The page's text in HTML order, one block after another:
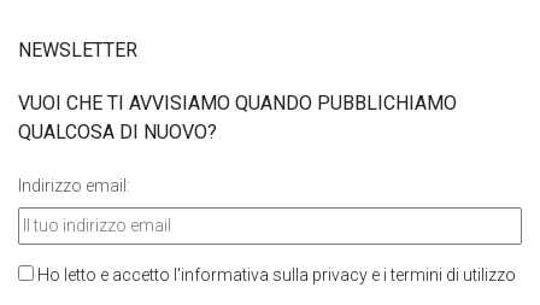
NEWSLETTER
VUOI CHE TI AVVISIAMO QUANDO PUBBLICHIAMO
QUALCOSA DI NUOVO?
Indirizzo email:
Ho letto e accetto l'informativa sulla privacy e i termini di utilizzo